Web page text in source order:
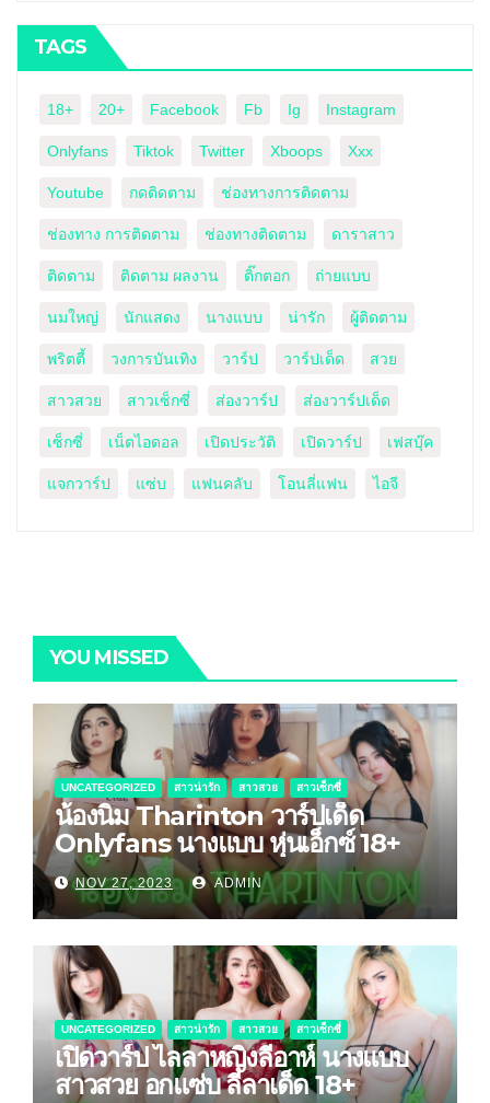
TAGS
18+ 20+ Facebook Fb Ig Instagram
Onlyfans Tiktok Twitter Xboops Xxx
Youtube กดติดตาม ช่องทางการติดตาม
ช่องทาง การติดตาม ช่องทางติดตาม ดาราสาว
ติดตาม ติดตาม ผลงาน ติ๊กตอก ถ่ายแบบ
นมใหญ่ นักแสดง นางแบบ น่ารัก ผู้ติดตาม
พริตตี้ วงการบันเทิง วาร์ป วาร์ปเด็ด สวย
สาวสวย สาวเซ็กซี่ ส่องวาร์ป ส่องวาร์ปเด็ด
เซ็กซี่ เน็ตไอดอล เปิดประวัติ เปิดวาร์ป เฟสบุ๊ค
แจกวาร์ป แซ่บ แฟนคลับ โอนลี่แฟน ไอจี
YOU MISSED
UNCATEGORIZED สาวน่ารัก สาวสวย สาวเซ็กซี่
น้องนิ่ม Tharinton วาร์ปเด็ด
Onlyfans นางแบบ หุ่นเอ็กซ์ 18+
NOV 27, 2023 ADMIN
UNCATEGORIZED สาวน่ารัก สาวสวย สาวเซ็กซี่
เปิดวาร์ป ไลลาหญิงลีอาห์ นางแบบ
สาวสวย อกแซ่บ ลีลาเด็ด 18+